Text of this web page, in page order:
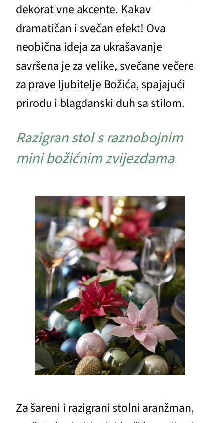
dekorativne akcente. Kakav
dramatičan i svečan efekt! Ova
neobična ideja za ukrašavanje
savršena je za velike, svečane večere
za prave ljubitelje Božića, spajajući
prirodu i blagdanski duh sa stilom.
Razigran stol s raznobojnim
mini božićnim zvijezdama
Za šareni i razigrani stolni aranžman,